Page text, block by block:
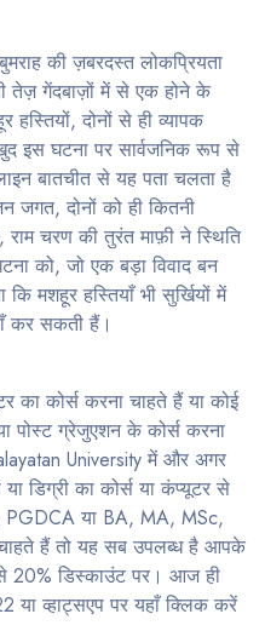
की ज़बरदस्त लोकप्रियता
तेज़ गेंदबाज़ों में से एक होने के
दोनों से ही व्यापक
इस घटना पर सार्वजनिक रूप से
बातचीत से यह पता चलता है
जगत, दोनों को ही कितनी
चरण की तुरंत माफ़ी ने स्थिति
को, जो एक बड़ा विवाद बन
मशहूर हस्तियाँ भी सुर्खियों में
कर सकती हैं।
का कोर्स करना चाहते हैं या कोई
पोस्ट ग्रेजुएशन के कोर्स करना
University में और अगर
डिग्री का कोर्स या कंप्यूटर से
या BA, MA, MSc,
चाहते हैं तो यह सब उपलब्ध है आपके
से 20% डिस्काउंट पर। आज ही
व्हाट्सएप पर यहाँ क्लिक करें